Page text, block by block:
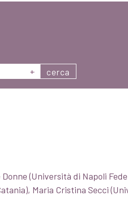
+ cerca
(Università di Napoli
Maria Cristina Secci